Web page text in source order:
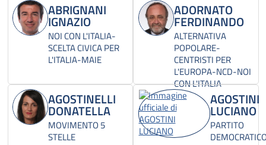
ABRIGNANI
IGNAZIO
NOI CON L'ITALIA-
SCELTA CIVICA PER
L'ITALIA-MAIE
ADORNATO
FERDINANDO
ALTERNATIVA
POPOLARE-
CENTRISTI PER
L'EUROPA-NCD-NOI
CON L'ITALIA
AGOSTINELLI
DONATELLA
MOVIMENTO 5
STELLE
AGOSTINI
LUCIANO
PARTITO